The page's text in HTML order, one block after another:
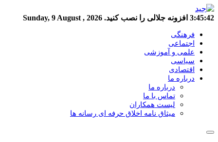
3:45:43 افزونه جلالی را نصب کنید. Sunday, 9 August , 2026
فرهنگی
اجتماعی
علمی و آموزشی
سیاسی
اقتصادی
درباره ما
درباره ما
تماس با ما
لیست همکاران
میثاق نامه اخلاق حرفه ای رسانه ها